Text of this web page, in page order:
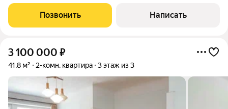
минутах ходьбы находится детский сад и школа № 11; - В пяти
минутах ходьбы - различные
Позвонить Написать
3 100 000 ₽
41,8 м² 2-комн. квартира 3 этаж из 3